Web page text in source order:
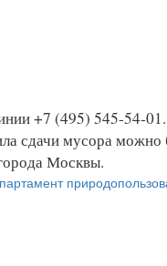
+7 (495) 545-54-01.
сдачи мусора можно
Москвы.